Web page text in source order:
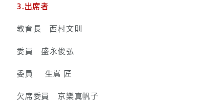
3.出席者
教育長 西村文則
委員 盛永俊弘
委員 生嶌 匠
欠席委員 京樂真帆子